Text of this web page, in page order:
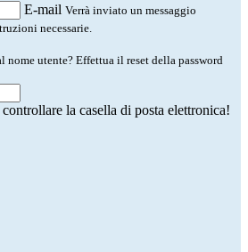
E-mail Verrà inviato un messaggio
necessarie.
nome utente? Effettua il reset della password
la casella di posta elettronica!